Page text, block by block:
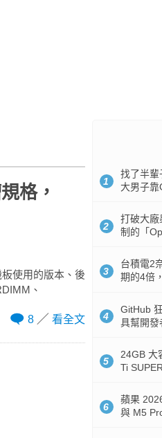
格，
使用的版本、後
、
8
看全文
1
找了半輩
大男子靠
2
打破大廠
制的「
3
台積電2
期的4倍
4
GitHub
具幫開發
5
24GB 大
Ti
6
蘋果
與 M5